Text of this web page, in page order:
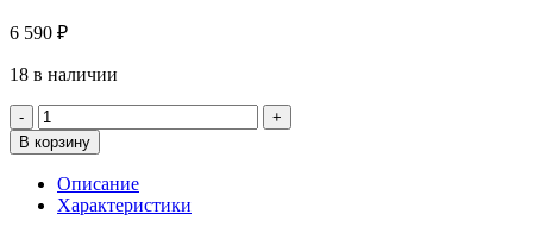
6 590 ₽
18 в наличии
Количество
товара
Люстра
светодиодная
YH1251/4
В корзину
Описание
Характеристики